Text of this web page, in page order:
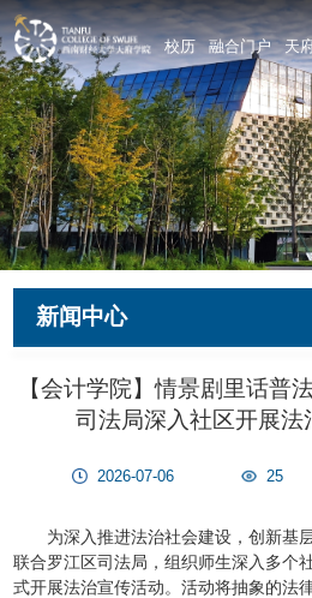
校历 融合门户 天
新闻中心
【会计学院】情景剧里话
司法局深入社区开展法
2026-07-06 25
为深入推进法治社会建设，创新基
联合罗江区司法局，组织师生深入多个
式开展法治宣传活动。活动将抽象的法